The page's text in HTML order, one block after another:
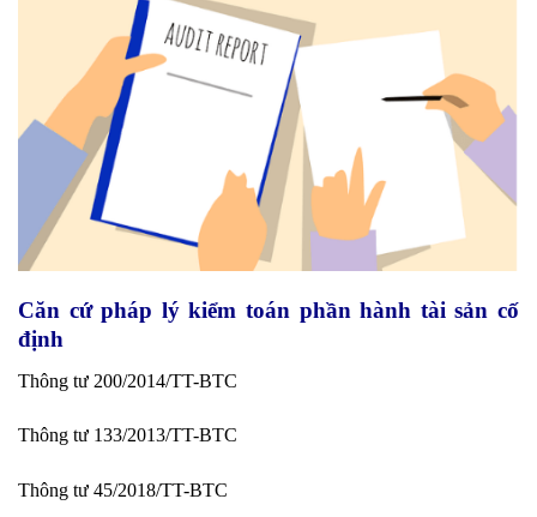
Căn cứ pháp lý kiểm toán phần hành tài sản cố
định
Thông tư 200/2014/TT-BTC
Thông tư 133/2013/TT-BTC
Thông tư 45/2018/TT-BTC